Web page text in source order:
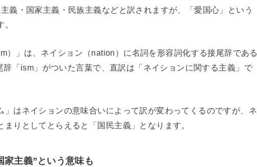
義・国家主義・民族主義などと訳されますが、「愛国心」という
）」は、ネイション（nation）に名詞を形容詞化する接尾辞である
辞「ism」がついた言葉で、直訳は「ネイションに関する主義」で
」はネイションの意味合いによって訳が変わってくるのですが、ネ
りとしてとらえると「国民主義」となります。
家主義”という意味も